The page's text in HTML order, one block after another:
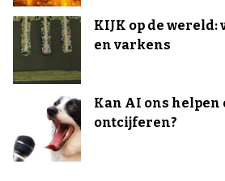
KIJK op de
en varkens
Kan AI ons
ontcijferen?